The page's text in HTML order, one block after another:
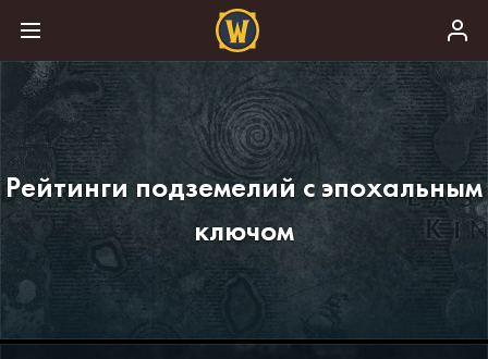
Рейтинги подземелий с эпохальным
ключом